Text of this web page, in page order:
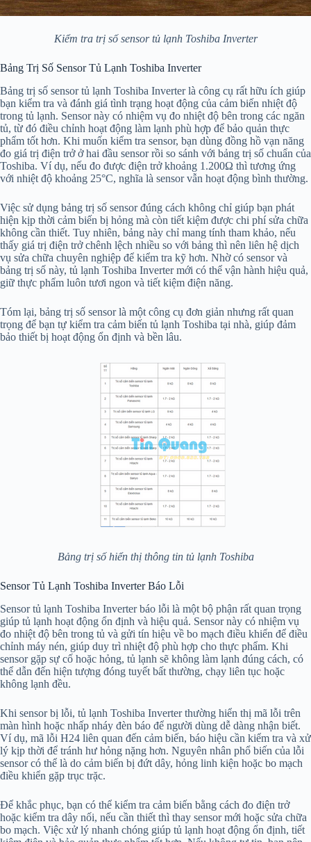
Kiểm tra trị số sensor tủ lạnh Toshiba Inverter
Bảng Trị Số Sensor Tủ Lạnh Toshiba Inverter
Bảng trị số sensor tủ lạnh Toshiba Inverter là công cụ rất hữu ích giúp
bạn kiểm tra và đánh giá tình trạng hoạt động của cảm biến nhiệt độ
trong tủ lạnh. Sensor này có nhiệm vụ đo nhiệt độ bên trong các ngăn
tủ, từ đó điều chỉnh hoạt động làm lạnh phù hợp để bảo quản thực
phẩm tốt hơn. Khi muốn kiểm tra sensor, bạn dùng đồng hồ vạn năng
đo giá trị điện trở ở hai đầu sensor rồi so sánh với bảng trị số chuẩn của
Toshiba. Ví dụ, nếu đo được điện trở khoảng 1.200Ω thì tương ứng
với nhiệt độ khoảng 25°C, nghĩa là sensor vẫn hoạt động bình thường.
Việc sử dụng bảng trị số sensor đúng cách không chỉ giúp bạn phát
hiện kịp thời cảm biến bị hỏng mà còn tiết kiệm được chi phí sửa chữa
không cần thiết. Tuy nhiên, bảng này chỉ mang tính tham khảo, nếu
thấy giá trị điện trở chênh lệch nhiều so với bảng thì nên liên hệ dịch
vụ sửa chữa chuyên nghiệp để kiểm tra kỹ hơn. Nhờ có sensor và
bảng trị số này, tủ lạnh Toshiba Inverter mới có thể vận hành hiệu quả,
giữ thực phẩm luôn tươi ngon và tiết kiệm điện năng.
Tóm lại, bảng trị số sensor là một công cụ đơn giản nhưng rất quan
trọng để bạn tự kiểm tra cảm biến tủ lạnh Toshiba tại nhà, giúp đảm
bảo thiết bị hoạt động ổn định và bền lâu.
Bảng trị số hiển thị thông tin tủ lạnh Toshiba
Sensor Tủ Lạnh Toshiba Inverter Báo Lỗi
Sensor tủ lạnh Toshiba Inverter báo lỗi là một bộ phận rất quan trọng
giúp tủ lạnh hoạt động ổn định và hiệu quả. Sensor này có nhiệm vụ
đo nhiệt độ bên trong tủ và gửi tín hiệu về bo mạch điều khiển để điều
chỉnh máy nén, giúp duy trì nhiệt độ phù hợp cho thực phẩm. Khi
sensor gặp sự cố hoặc hỏng, tủ lạnh sẽ không làm lạnh đúng cách, có
thể dẫn đến hiện tượng đóng tuyết bất thường, chạy liên tục hoặc
không lạnh đều.
Khi sensor bị lỗi, tủ lạnh Toshiba Inverter thường hiển thị mã lỗi trên
màn hình hoặc nhấp nháy đèn báo để người dùng dễ dàng nhận biết.
Ví dụ, mã lỗi H24 liên quan đến cảm biến, báo hiệu cần kiểm tra và xử
lý kịp thời để tránh hư hỏng nặng hơn. Nguyên nhân phổ biến của lỗi
sensor có thể là do cảm biến bị đứt dây, hỏng linh kiện hoặc bo mạch
điều khiển gặp trục trặc.
Để khắc phục, bạn có thể kiểm tra cảm biến bằng cách đo điện trở
hoặc kiểm tra dây nối, nếu cần thiết thì thay sensor mới hoặc sửa chữa
bo mạch. Việc xử lý nhanh chóng giúp tủ lạnh hoạt động ổn định, tiết